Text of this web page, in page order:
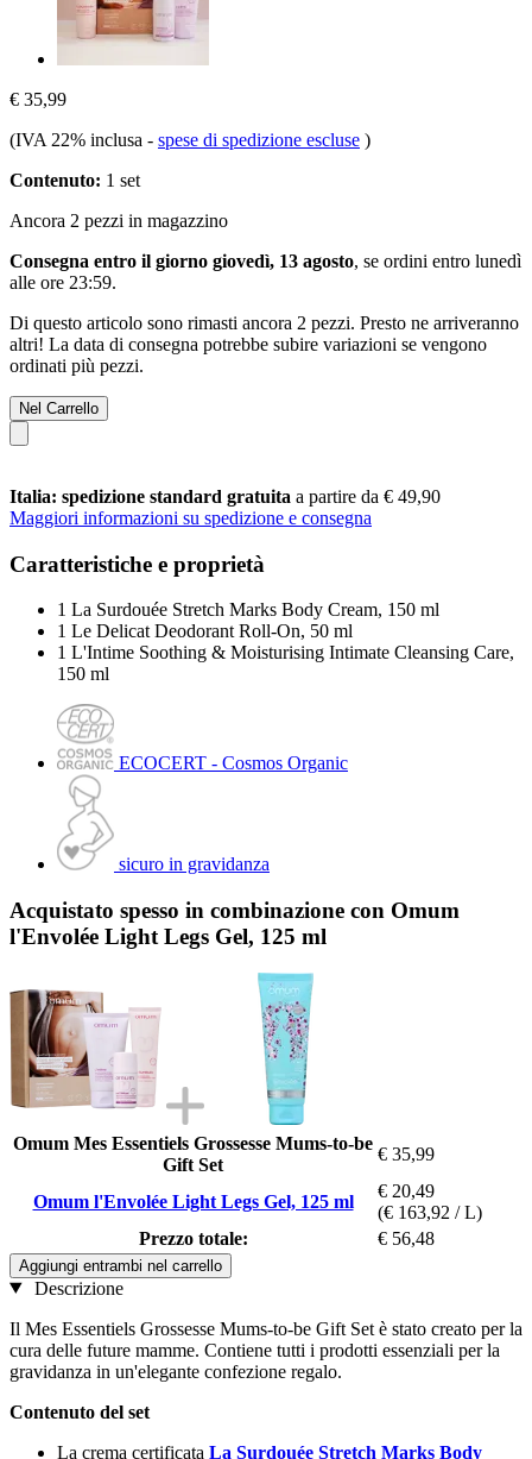
€ 35,99
(IVA 22% inclusa - spese di spedizione escluse )
Contenuto: 1 set
Ancora 2 pezzi in magazzino
Consegna entro il giorno giovedì, 13 agosto, se ordini entro lunedì
alle ore 23:59.
Di questo articolo sono rimasti ancora 2 pezzi. Presto ne arriveranno
altri! La data di consegna potrebbe subire variazioni se vengono
ordinati più pezzi.
Nel Carrello
Italia: spedizione standard gratuita a partire da € 49,90
Maggiori informazioni su spedizione e consegna
Caratteristiche e proprietà
1 La Surdouée Stretch Marks Body Cream, 150 ml
1 Le Delicat Deodorant Roll-On, 50 ml
1 L'Intime Soothing & Moisturising Intimate Cleansing Care,
150 ml
ECOCERT - Cosmos Organic
sicuro in gravidanza
Acquistato spesso in combinazione con Omum
l'Envolée Light Legs Gel, 125 ml
Omum Mes Essentiels Grossesse Mums-to-be
Gift Set
€ 35,99
Omum l'Envolée Light Legs Gel, 125 ml
€ 20,49
(€ 163,92 / L)
Prezzo totale:
€ 56,48
Aggiungi entrambi nel carrello
Descrizione
Il Mes Essentiels Grossesse Mums-to-be Gift Set è stato creato per la
cura delle future mamme. Contiene tutti i prodotti essenziali per la
gravidanza in un'elegante confezione regalo.
Contenuto del set
La crema certificata La Surdouée Stretch Marks Body